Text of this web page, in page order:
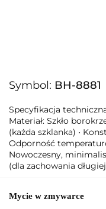
Symbol: BH-8881
Specyfikacja
Materiał: Szkło
(każda szklanka) •
Odporność
Nowoczesny,
(dla zachowania
Mycie w zmywarce